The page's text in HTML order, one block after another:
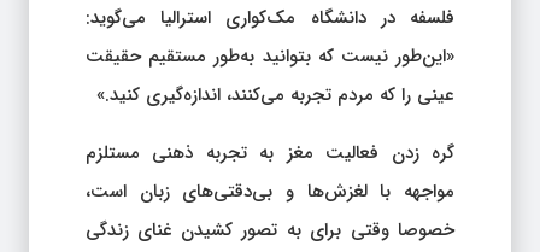
فلسفه در دانشگاه مک‌کواری استرالیا می‌گوید:
«این‌طور نیست که بتوانید به‌طور مستقیم حقیقت
عینی را که مردم تجربه می‌کنند، اندازه‌گیری کنید.»
گره زدن فعالیت مغز به تجربه ذهنی مستلزم
مواجهه با لغزش‌ها و بی‌دقتی‌های زبان است،
خصوصا وقتی برای به تصور کشیدن غنای زندگی